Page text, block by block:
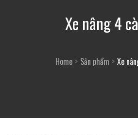
Xe nâng 4
Home Sản phẩm Xe